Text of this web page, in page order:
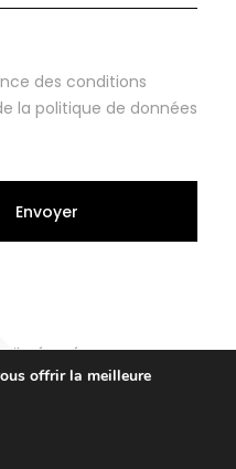
des conditions
la politique de données
Envoyer
réservés
offrir la meilleure
la bannière des cookies